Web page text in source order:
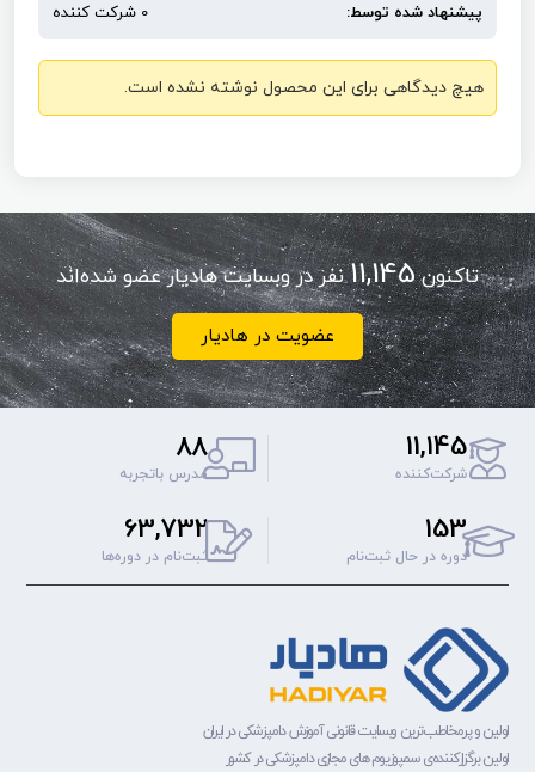
پیشنهاد شده توسط:
0 شرکت کننده
هیچ دیدگاهی برای این محصول نوشته نشده است.
تاکنون11,145نفر در وبسایت هادیار عضو شده‌اند
عضویت در هادیار
11,145
شرکت‌کننده
88
مدرس باتجربه
153
دوره‌ در حال ثبت‌نام
63,732
ثبت‌نام‌ در دوره‌ها
اولین و پرمخاطب‌ترین وبسایت قانونی آموزش دامپزشکی در ایران
اولین برگزارکننده‌ی سمپوزیوم های مجازی دامپزشکی در کشور